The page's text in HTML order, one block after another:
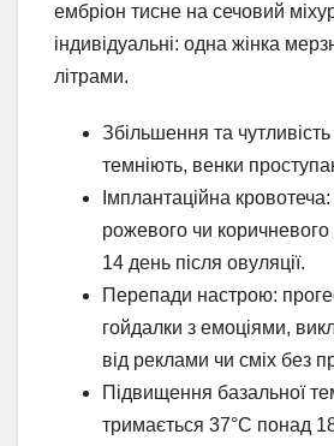
ембріон тисне на сечовий
індивідуальні: одна жінка
літрами.
Збільшення та
темніють, венки
Імплантаційна
рожевого чи
14 день після овуляції.
Перепади настрою:
гойдалки з емоціями,
від реклами чи сміх без
Підвищення базальної
тримається 37°C понад